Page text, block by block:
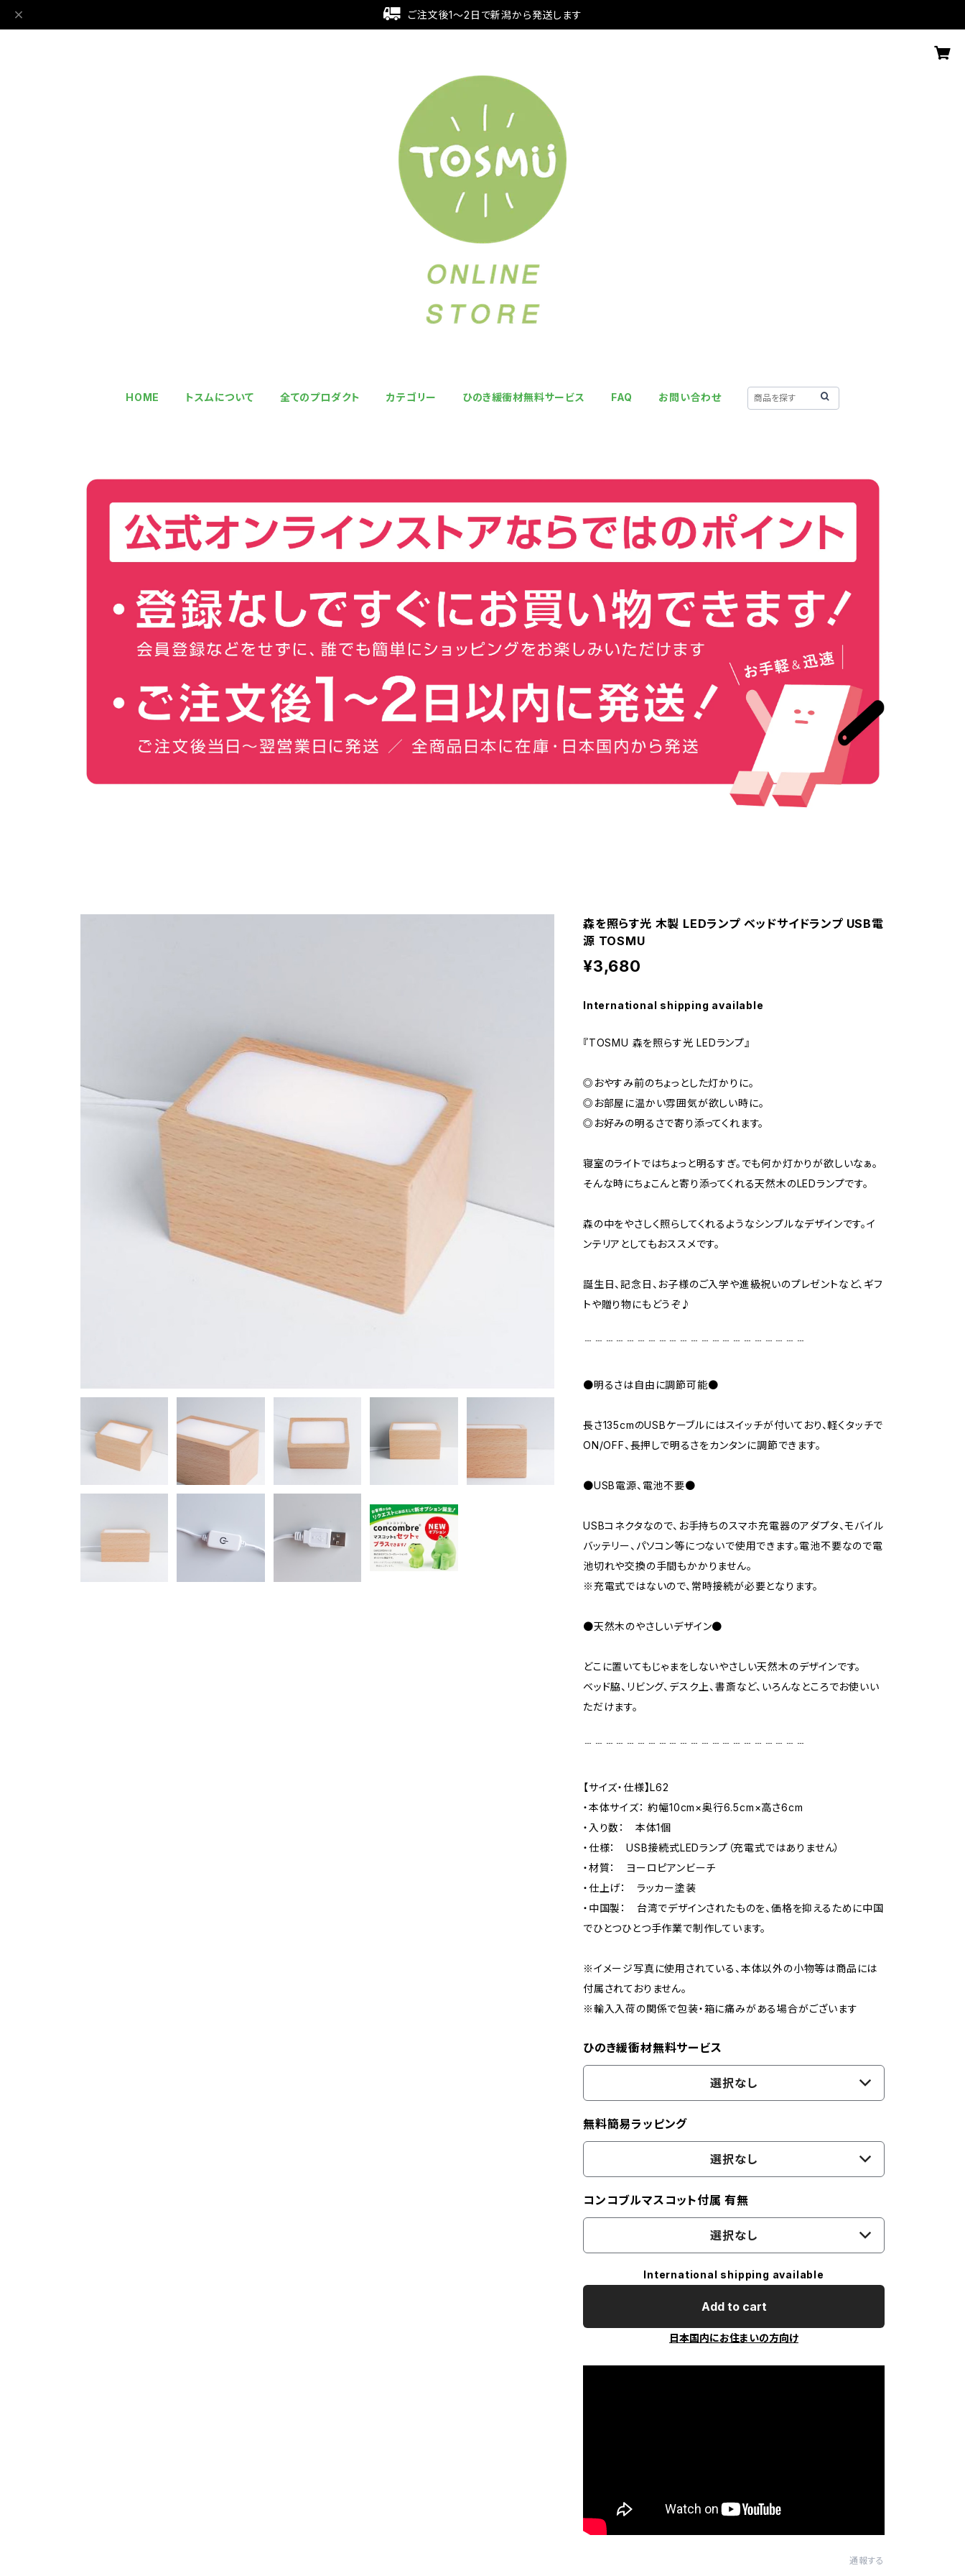
ご注文後1～2日で新潟から発送します
HOME トスムについて 全てのプロダクト カテゴリー ひのき緩衝材無料サービス FAQ お問い合わせ
森を照らす光 木製 LEDランプ ベッドサイドランプ USB電
源 TOSMU
¥3,680
International shipping available
『TOSMU 森を照らす光 LEDランプ』
◎おやすみ前のちょっとした灯かりに。
◎お部屋に温かい雰囲気が欲しい時に。
◎お好みの明るさで寄り添ってくれます。
寝室のライトではちょっと明るすぎ。でも何か灯かりが欲しいなぁ。
そんな時にちょこんと寄り添ってくれる天然木のLEDランプです。
森の中をやさしく照らしてくれるようなシンプルなデザインです。イ
ンテリアとしてもおススメです。
誕生日、記念日、お子様のご入学や進級祝いのプレゼントなど、ギフ
トや贈り物にもどうぞ♪
﹉﹉﹉﹉﹉﹉﹉﹉﹉﹉﹉﹉﹉﹉﹉﹉﹉﹉﹉﹉﹉
●明るさは自由に調節可能●
長さ135cmのUSBケーブルにはスイッチが付いており、軽くタッチで
ON/OFF、長押しで明るさをカンタンに調節できます。
●USB電源、電池不要●
USBコネクタなので、お手持ちのスマホ充電器のアダプタ、モバイル
バッテリー、パソコン等につないで使用できます。電池不要なので電
池切れや交換の手間もかかりません。
※充電式ではないので、常時接続が必要となります。
●天然木のやさしいデザイン●
どこに置いてもじゃまをしないやさしい天然木のデザインです。
ベッド脇、リビング、デスク上、書斎など、いろんなところでお使いい
ただけます。
﹉﹉﹉﹉﹉﹉﹉﹉﹉﹉﹉﹉﹉﹉﹉﹉﹉﹉﹉﹉﹉
【サイズ・仕様】L62
・本体サイズ： 約幅10cm×奥行6.5cm×高さ6cm
・入り数： 本体1個
・仕様： USB接続式LEDランプ（充電式ではありません）
・材質： ヨーロピアンビーチ
・仕上げ： ラッカー塗装
・中国製： 台湾でデザインされたものを、価格を抑えるために中国
でひとつひとつ手作業で制作しています。
※イメージ写真に使用されている、本体以外の小物等は商品には
付属されておりません。
※輸入入荷の関係で包装・箱に痛みがある場合がございます
ひのき緩衝材無料サービス
選択なし
無料簡易ラッピング
選択なし
コンコブルマスコット付属 有無
選択なし
International shipping available
Add to cart
日本国内にお住まいの方向け
通報する